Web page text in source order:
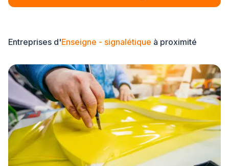
Entreprises d'Enseigne - signalétique à proximité